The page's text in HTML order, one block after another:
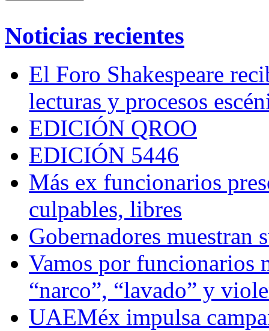
Noticias recientes
El Foro Shakespeare
lecturas y procesos
EDICIÓN QROO
EDICIÓN 5446
Más ex funcionarios
culpables, libres
Gobernadores muestran
Vamos por funcionarios
“narco”, “lavado” y
UAEMéx impulsa